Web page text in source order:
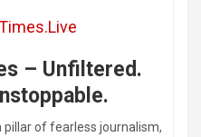
– Unfiltered.
pillar of fearless journalism,